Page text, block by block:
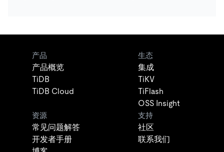
产品
产品概览
TiDB
TiDB Cloud
生态
集成
TiKV
TiFlash
OSS Insight
资源
常见问题解答
开发者手册
支持
社区
联系我们